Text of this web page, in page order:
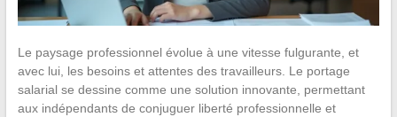
Le paysage professionnel évolue à une vitesse fulgurante, et
avec lui, les besoins et attentes des travailleurs. Le portage
salarial se dessine comme une solution innovante, permettant
aux indépendants de conjuguer liberté professionnelle et